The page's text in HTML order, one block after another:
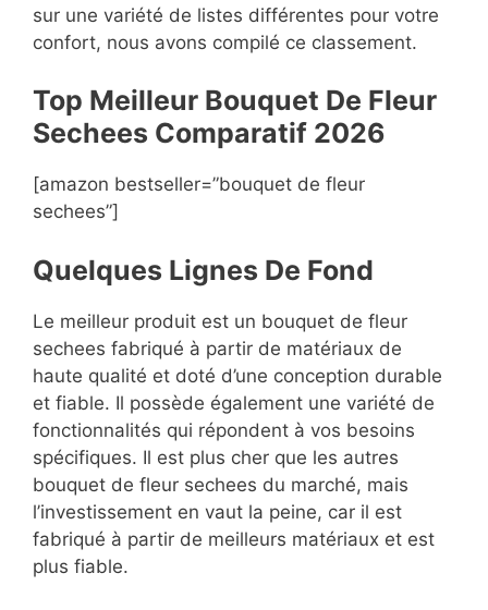
sur une variété de listes différentes pour votre
confort, nous avons compilé ce classement.
Top Meilleur Bouquet De Fleur
Sechees Comparatif 2026
[amazon bestseller=”bouquet de fleur
sechees”]
Quelques Lignes De Fond
Le meilleur produit est un bouquet de fleur
sechees fabriqué à partir de matériaux de
haute qualité et doté d’une conception durable
et fiable. Il possède également une variété de
fonctionnalités qui répondent à vos besoins
spécifiques. Il est plus cher que les autres
bouquet de fleur sechees du marché, mais
l’investissement en vaut la peine, car il est
fabriqué à partir de meilleurs matériaux et est
plus fiable.